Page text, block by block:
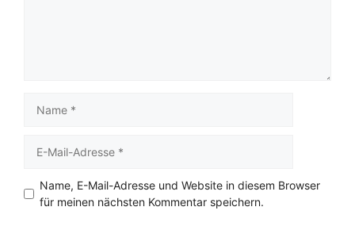
Mail-
Name, E-Mail-Adresse und Website in diesem Browser
für meinen nächsten Kommentar speichern.